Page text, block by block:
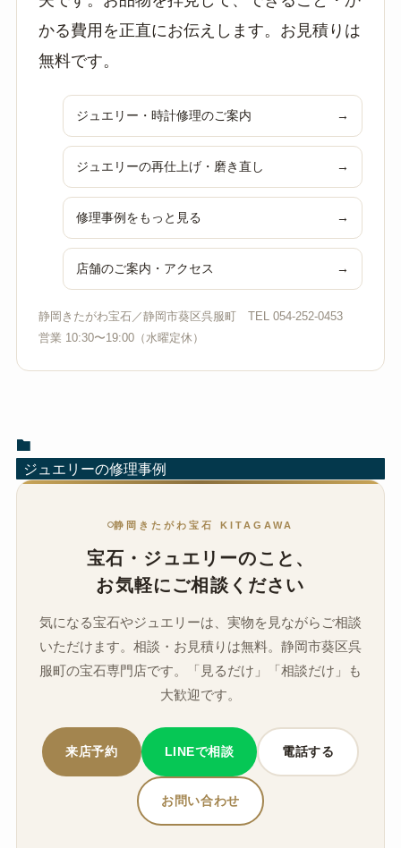
かる費用を正直にお伝えします。お見積りは
無料です。
ジュエリー・時計修理のご案内 →
ジュエリーの再仕上げ・磨き直し →
修理事例をもっと見る →
店舗のご案内・アクセス →
静岡きたがわ宝石／静岡市葵区呉服町 TEL 054-252-0453
営業 10:30〜19:00（水曜定休）
ジュエリーの修理事例
静岡きたがわ宝石 KITAGAWA
宝石・ジュエリーのこと、
お気軽にご相談ください
気になる宝石やジュエリーは、実物を見ながらご相談
いただけます。相談・お見積りは無料。静岡市葵区呉
服町の宝石専門店です。「見るだけ」「相談だけ」も
大歓迎です。
来店予約 LINEで相談 電話する
お問い合わせ